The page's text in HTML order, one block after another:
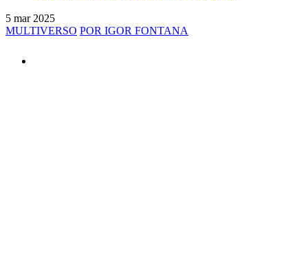
5 mar 2025
MULTIVERSO POR IGOR FONTANA